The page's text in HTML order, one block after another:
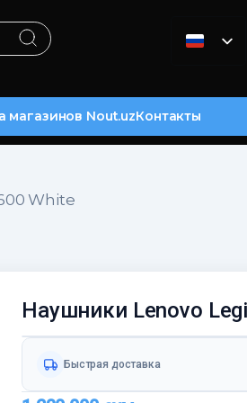
магазинов Nout.uzКонтакты
White
Наушники Lenovo
Быстрая доставка